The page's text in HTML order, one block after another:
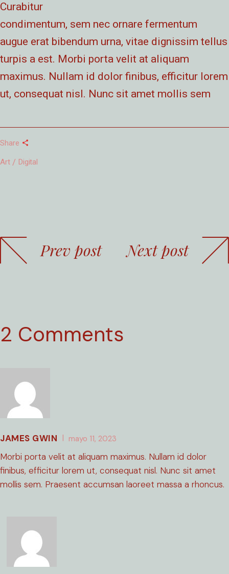
Curabitur
condimentum, sem nec ornare fermentum
augue erat bibendum urna, vitae dignissim tellus
turpis a est. Morbi porta velit at aliquam
maximus. Nullam id dolor finibus, efficitur lorem
ut, consequat nisl. Nunc sit amet mollis sem
Share
Art Digital
Prev post Next post
2 Comments
JAMES GWIN mayo 11, 2023
Morbi porta velit at aliquam maximus. Nullam id dolor
finibus, efficitur lorem ut, consequat nisl. Nunc sit amet
mollis sem. Praesent accumsan laoreet massa a rhoncus.